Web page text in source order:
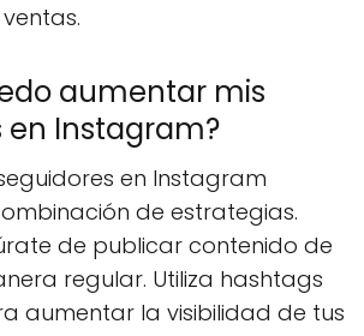
aumentar mis
en Instagram?
en Instagram
de estrategias.
de publicar contenido de
regular. Utiliza hashtags
aumentar la visibilidad de tus